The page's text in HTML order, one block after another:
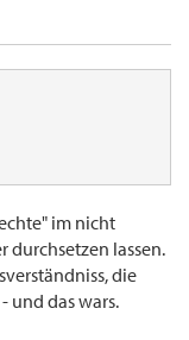
im nicht
durchsetzen lassen.
die
und das wars.